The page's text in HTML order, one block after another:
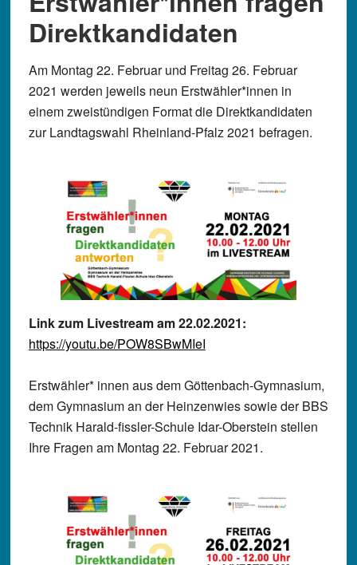
Direktkandidaten
Am Montag 22. Februar und Freitag 26. Februar
2021 werden jeweils neun Erstwähler*innen in
einem zweistündigen Format die Direktkandidaten
zur Landtagswahl Rheinland-Pfalz 2021 befragen.
Link zum Livestream am 22.02.2021:
https://youtu.be/POW8SBwMIeI
Erstwähler* innen aus dem Göttenbach-Gymnasium,
dem Gymnasium an der Heinzenwies sowie der BBS
Technik Harald-fissler-Schule Idar-Oberstein stellen
Ihre Fragen am Montag 22. Februar 2021.